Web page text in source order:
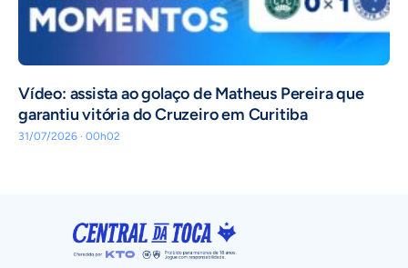
Vídeo: assista ao golaço de Matheus Pereira que
garantiu vitória do Cruzeiro em Curitiba
31/07/2026 · 00h02